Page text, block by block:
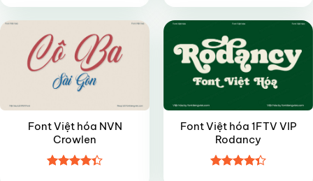
hạng4.35
hạng4.95
sao
Font Việt hóa NVN
Crowlen
Font Việt hóa 1FTV VIP
Rodancy